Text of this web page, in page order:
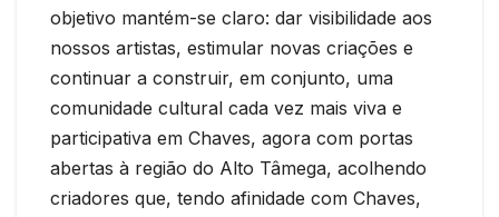
objetivo mantém-se claro: dar visibilidade aos
nossos artistas, estimular novas criações e
continuar a construir, em conjunto, uma
comunidade cultural cada vez mais viva e
participativa em Chaves, agora com portas
abertas à região do Alto Tâmega, acolhendo
criadores que, tendo afinidade com Chaves,